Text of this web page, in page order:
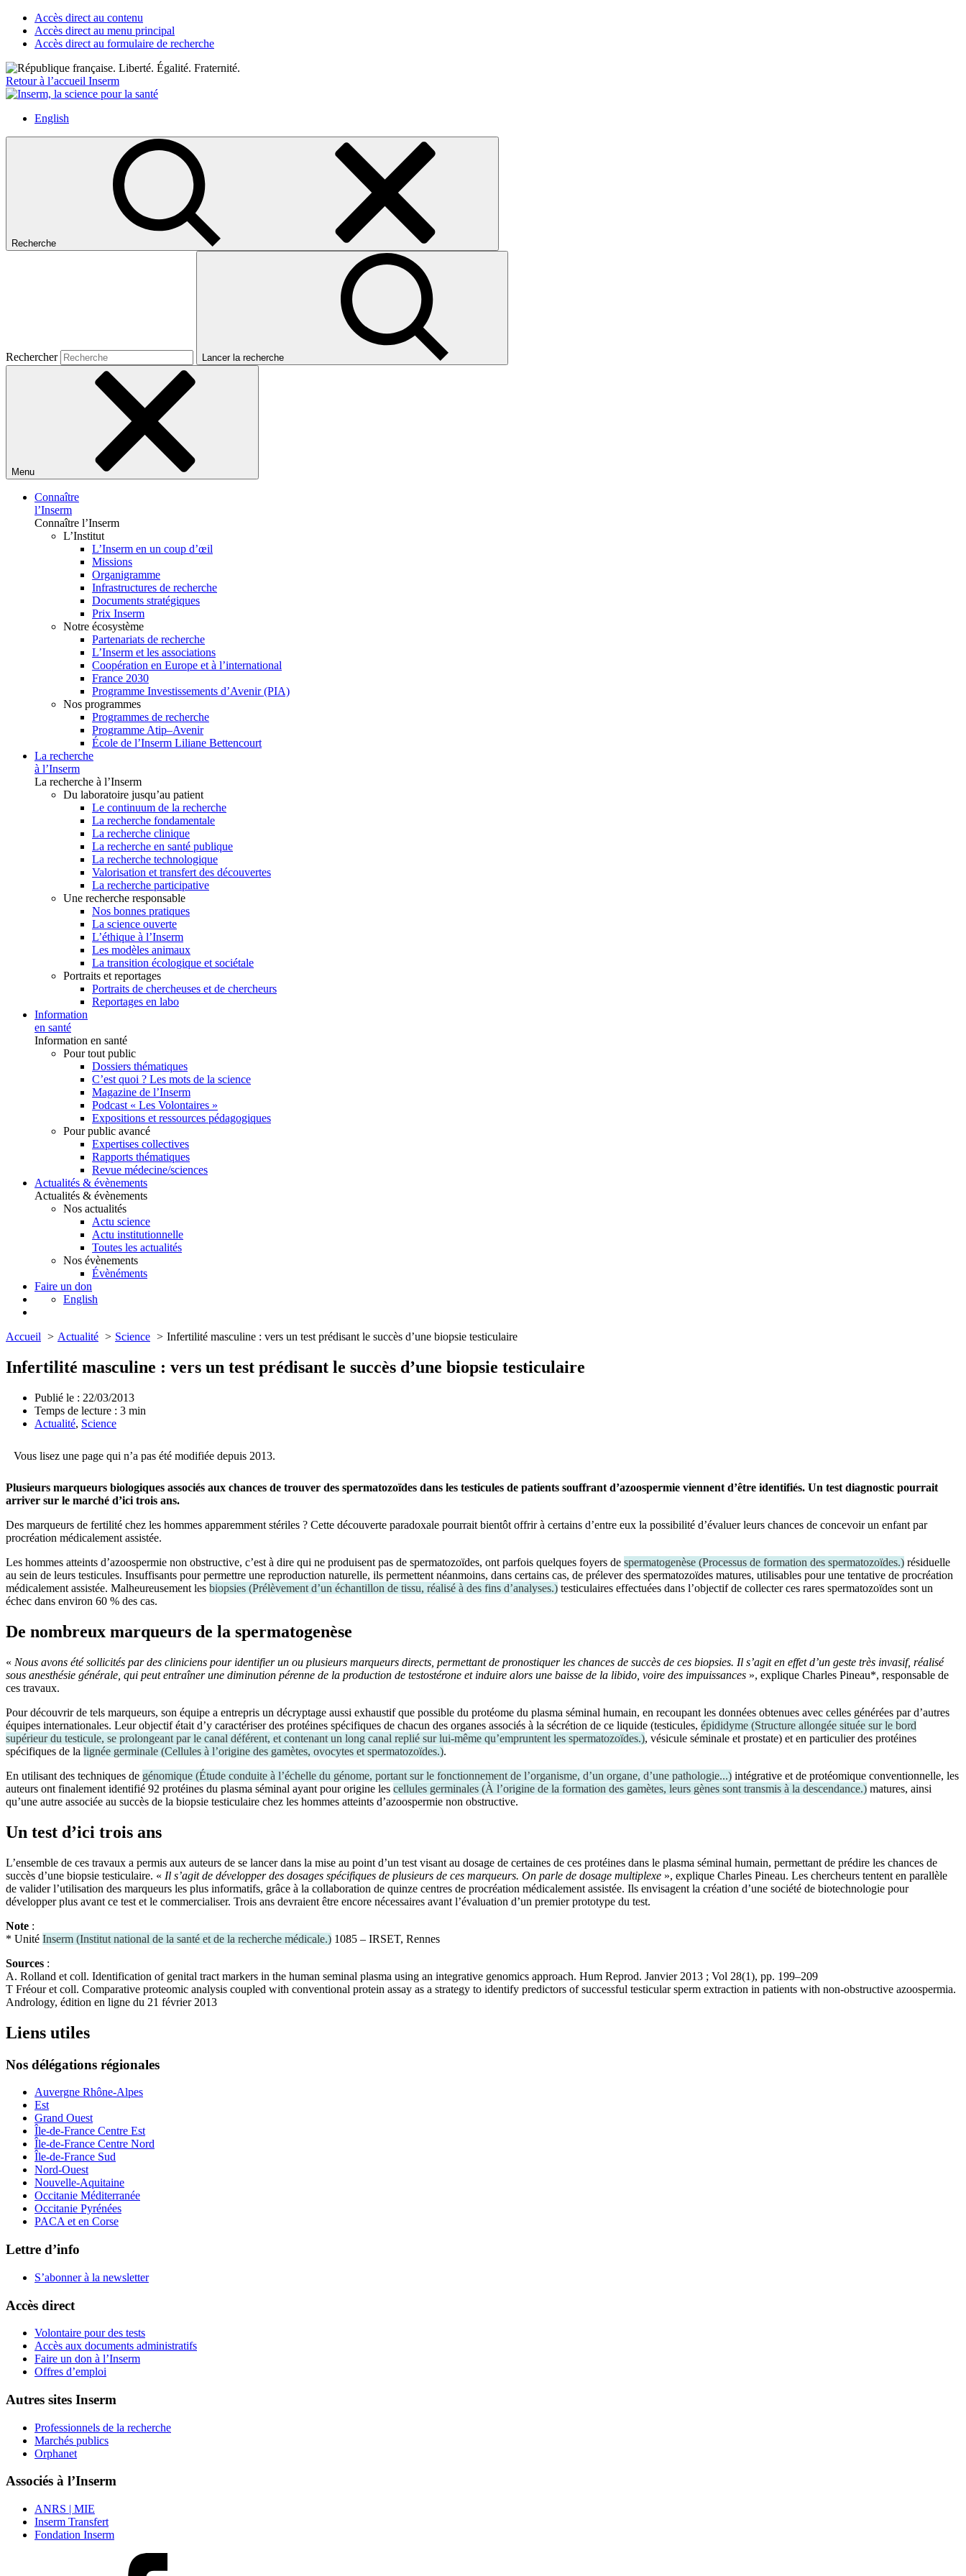
Accès direct au contenu
Accès direct au menu principal
Accès direct au formulaire de recherche
Retour à l’accueil Inserm
English
Recherche
Rechercher Lancer la recherche
Menu
Connaître
l’Inserm
Connaître l’Inserm
L’Institut
L’Inserm en un coup d’œil
Missions
Organigramme
Infrastructures de recherche
Documents stratégiques
Prix Inserm
Notre écosystème
Partenariats de recherche
L’Inserm et les associations
Coopération en Europe et à l’international
France 2030
Programme Investissements d’Avenir (PIA)
Nos programmes
Programmes de recherche
Programme Atip–Avenir
École de l’Inserm Liliane Bettencourt
La recherche
à l’Inserm
La recherche à l’Inserm
Du laboratoire jusqu’au patient
Le continuum de la recherche
La recherche fondamentale
La recherche clinique
La recherche en santé publique
La recherche technologique
Valorisation et transfert des découvertes
La recherche participative
Une recherche responsable
Nos bonnes pratiques
La science ouverte
L’éthique à l’Inserm
Les modèles animaux
La transition écologique et sociétale
Portraits et reportages
Portraits de chercheuses et de chercheurs
Reportages en labo
Information
en santé
Information en santé
Pour tout public
Dossiers thématiques
C’est quoi ? Les mots de la science
Magazine de l’Inserm
Podcast « Les Volontaires »
Expositions et ressources pédagogiques
Pour public avancé
Expertises collectives
Rapports thématiques
Revue médecine/sciences
Actualités & évènements
Actualités & évènements
Nos actualités
Actu science
Actu institutionnelle
Toutes les actualités
Nos évènements
Évènéments
Faire un don
English
Accueil Actualité Science Infertilité masculine : vers un test prédisant le succès d’une biopsie testiculaire
Infertilité masculine : vers un test prédisant le succès d’une biopsie testiculaire
Publié le : 22/03/2013
Temps de lecture : 3 min
Actualité, Science
Vous lisez une page qui n’a pas été modifiée depuis 2013.
Plusieurs marqueurs biologiques associés aux chances de trouver des spermatozoïdes dans les testicules de patients souffrant d’azoospermie viennent d’être identifiés. Un test diagnostic pourrait
arriver sur le marché d’ici trois ans.
Des marqueurs de fertilité chez les hommes apparemment stériles ? Cette découverte paradoxale pourrait bientôt offrir à certains d’entre eux la possibilité d’évaluer leurs chances de concevoir un enfant par
procréation médicalement assistée.
Les hommes atteints d’azoospermie non obstructive, c’est à dire qui ne produisent pas de spermatozoïdes, ont parfois quelques foyers de spermatogenèse (Processus de formation des spermatozoïdes.) résiduelle
au sein de leurs testicules. Insuffisants pour permettre une reproduction naturelle, ils permettent néanmoins, dans certains cas, de prélever des spermatozoïdes matures, utilisables pour une tentative de procréation
médicalement assistée. Malheureusement les biopsies (Prélèvement d’un échantillon de tissu, réalisé à des fins d’analyses.) testiculaires effectuées dans l’objectif de collecter ces rares spermatozoïdes sont un
échec dans environ 60 % des cas.
De nombreux marqueurs de la spermatogenèse
« Nous avons été sollicités par des cliniciens pour identifier un ou plusieurs marqueurs directs, permettant de pronostiquer les chances de succès de ces biopsies. Il s’agit en effet d’un geste très invasif, réalisé
sous anesthésie générale, qui peut entraîner une diminution pérenne de la production de testostérone et induire alors une baisse de la libido, voire des impuissances », explique Charles Pineau*, responsable de
ces travaux.
Pour découvrir de tels marqueurs, son équipe a entrepris un décryptage aussi exhaustif que possible du protéome du plasma séminal humain, en recoupant les données obtenues avec celles générées par d’autres
équipes internationales. Leur objectif était d’y caractériser des protéines spécifiques de chacun des organes associés à la sécrétion de ce liquide (testicules, épididyme (Structure allongée située sur le bord
supérieur du testicule, se prolongeant par le canal déférent, et contenant un long canal replié sur lui-même qu’empruntent les spermatozoïdes.), vésicule séminale et prostate) et en particulier des protéines
spécifiques de la lignée germinale (Cellules à l’origine des gamètes, ovocytes et spermatozoïdes.).
En utilisant des techniques de génomique (Étude conduite à l’échelle du génome, portant sur le fonctionnement de l’organisme, d’un organe, d’une pathologie...) intégrative et de protéomique conventionnelle, les
auteurs ont finalement identifié 92 protéines du plasma séminal ayant pour origine les cellules germinales (À l’origine de la formation des gamètes, leurs gènes sont transmis à la descendance.) matures, ainsi
qu’une autre associée au succès de la biopsie testiculaire chez les hommes atteints d’azoospermie non obstructive.
Un test d’ici trois ans
L’ensemble de ces travaux a permis aux auteurs de se lancer dans la mise au point d’un test visant au dosage de certaines de ces protéines dans le plasma séminal humain, permettant de prédire les chances de
succès d’une biopsie testiculaire. « Il s’agit de développer des dosages spécifiques de plusieurs de ces marqueurs. On parle de dosage multiplexe », explique Charles Pineau. Les chercheurs tentent en parallèle
de valider l’utilisation des marqueurs les plus informatifs, grâce à la collaboration de quinze centres de procréation médicalement assistée. Ils envisagent la création d’une société de biotechnologie pour
développer plus avant ce test et le commercialiser. Trois ans devraient être encore nécessaires avant l’évaluation d’un premier prototype du test.
Note :
* Unité Inserm (Institut national de la santé et de la recherche médicale.) 1085 – IRSET, Rennes
Sources :
A. Rolland et coll. Identification of genital tract markers in the human seminal plasma using an integrative genomics approach. Hum Reprod. Janvier 2013 ; Vol 28(1), pp. 199–209
T Fréour et coll. Comparative proteomic analysis coupled with conventional protein assay as a strategy to identify predictors of successful testicular sperm extraction in patients with non-obstructive azoospermia.
Andrology, édition en ligne du 21 février 2013
Liens utiles
Nos délégations régionales
Auvergne Rhône-Alpes
Est
Grand Ouest
Île-de-France Centre Est
Île-de-France Centre Nord
Île-de-France Sud
Nord-Ouest
Nouvelle-Aquitaine
Occitanie Méditerranée
Occitanie Pyrénées
PACA et en Corse
Lettre d’info
S’abonner à la newsletter
Accès direct
Volontaire pour des tests
Accès aux documents administratifs
Faire un don à l’Inserm
Offres d’emploi
Autres sites Inserm
Professionnels de la recherche
Marchés publics
Orphanet
Associés à l’Inserm
ANRS | MIE
Inserm Transfert
Fondation Inserm